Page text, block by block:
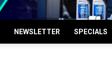
NEWSLETTER SPECIALS